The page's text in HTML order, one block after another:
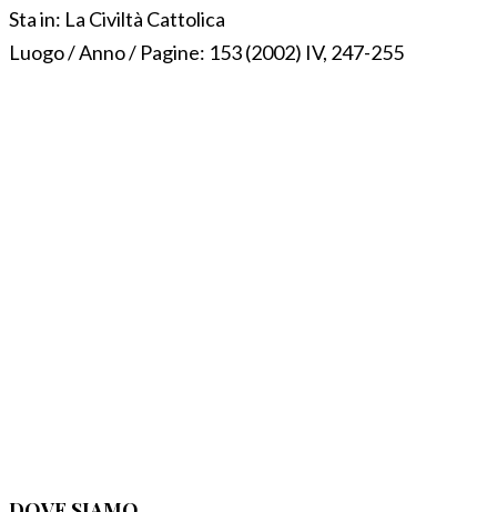
Sta in: La Civiltà Cattolica
Luogo / Anno / Pagine: 153 (2002) IV, 247-255